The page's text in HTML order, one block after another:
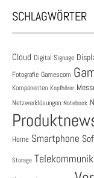
SCHLAGWÖRTER
Cloud Digital Signage
Fotografie Gamescom
Komponenten Kopfhörer
Netzwerklösungen Notebook
Home Smartphone
Storage